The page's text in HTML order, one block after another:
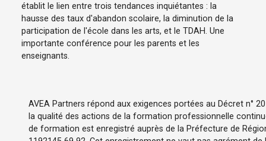
établit le lien entre trois tendances inquiétantes : la
hausse des taux d'abandon scolaire, la diminution de la
participation de l'école dans les arts, et le TDAH. Une
importante conférence pour les parents et les
enseignants.
AVEA Partners répond aux exigences portées au Décret n°
la qualité des actions de la formation professionnelle
de formation est enregistré auprès de la Préfecture de